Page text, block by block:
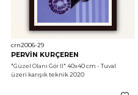
crn2006-29
PERVİN KURÇEREN
"Güzel Olanı Gör II" 40x40 cm - Tuval
üzeri karışık teknik 2020